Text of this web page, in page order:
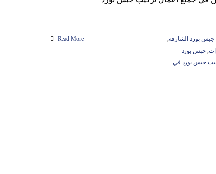
جبس بورد الشارقة,
, جبس بورد
جبس بورد في
Read More